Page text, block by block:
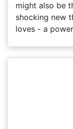
might also be
shocking new
loves - a